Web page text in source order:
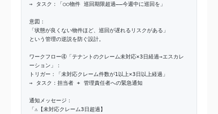
→ タスク：「○○物件 巡回期限超過——今週中に巡回を」
意図：
「状態が良くない物件ほど、巡回が遅れるリスクがある」
という管理の逆説を防ぐ設計。
ワークフロー④「テナントのクレーム未対応×3日経過→エスカレ
ーション」：
トリガー：「未対応クレーム件数が1以上×3日以上経過」
→ タスク：担当者 + 管理責任者への緊急通知
通知メッセージ：
「⚠️【未対応クレーム3日超過】